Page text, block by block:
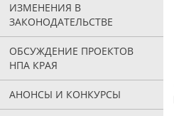
ИЗМЕНЕНИЯ В
ЗАКОНОДАТЕЛЬСТВЕ
ОБСУЖДЕНИЕ ПРОЕКТОВ
НПА КРАЯ
АНОНСЫ И КОНКУРСЫ